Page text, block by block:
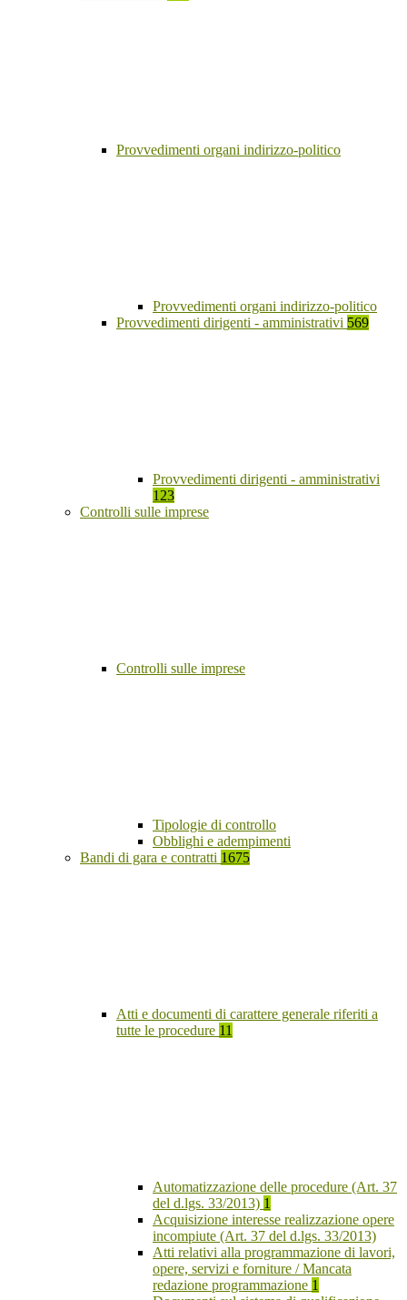
Provvedimenti organi indirizzo-politico
Provvedimenti organi indirizzo-politico
Provvedimenti dirigenti - amministrativi 569
Provvedimenti dirigenti - amministrativi
123
Controlli sulle imprese
Controlli sulle imprese
Tipologie di controllo
Obblighi e adempimenti
Bandi di gara e contratti 1675
Atti e documenti di carattere generale riferiti a
tutte le procedure 11
Automatizzazione delle procedure (Art. 37
del d.lgs. 33/2013) 1
Acquisizione interesse realizzazione opere
incompiute (Art. 37 del d.lgs. 33/2013)
Atti relativi alla programmazione di lavori,
opere, servizi e forniture / Mancata
redazione programmazione 1